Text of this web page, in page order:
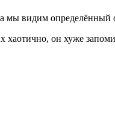
мы видим определённый
он хуже